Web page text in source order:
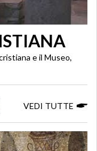
e il Museo,
VEDI TUTTE